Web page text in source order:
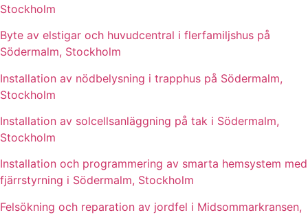
Stockholm
Byte av elstigar och huvudcentral i flerfamiljshus på
Södermalm, Stockholm
Installation av nödbelysning i trapphus på Södermalm,
Stockholm
Installation av solcellsanläggning på tak i Södermalm,
Stockholm
Installation och programmering av smarta hemsystem med
fjärrstyrning i Södermalm, Stockholm
Felsökning och reparation av jordfel i Midsommarkransen,